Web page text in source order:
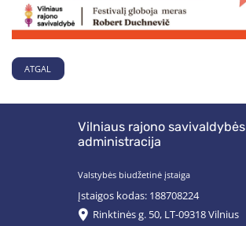
ATGAL
Vilniaus rajono savivaldybės
administracija
Valstybės biudžetinė įstaiga
Įstaigos kodas: 188708224
Rinktinės g. 50, LT-09318 Vilnius